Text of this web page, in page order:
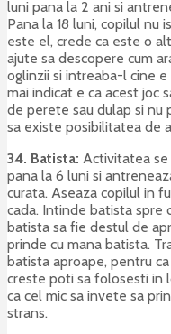
luni pana la 2 ani si
Pana la 18 luni, copilul nu
este el, crede ca este o
ajute sa descopere cum
oglinzii si intreaba-l cine
mai indicat e ca acest joc
de perete sau dulap si nu
sa existe posibilitatea de
34. Batista: Activitatea se
pana la 6 luni si
curata. Aseaza copilul in
cada. Intinde batista spre
batista sa fie destul de
prinde cu mana batista.
batista aproape, pentru
creste poti sa folosesti in
ca cel mic sa invete sa
strans.